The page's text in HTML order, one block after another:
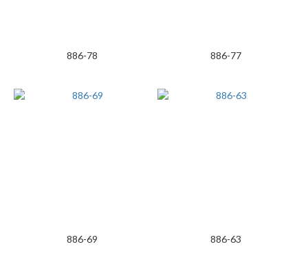
886-78 886-77
886-69 886-63